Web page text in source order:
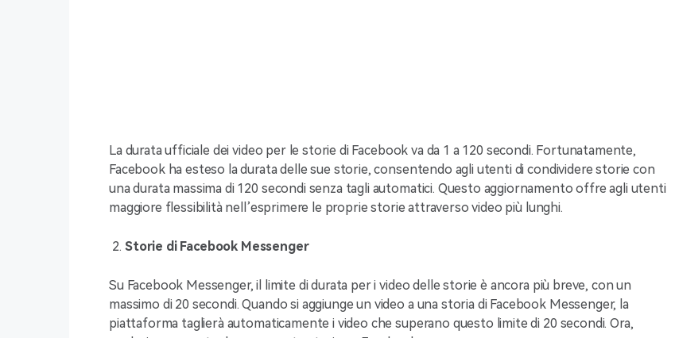
La durata ufficiale dei video per le storie di Facebook va da 1 a 120 secondi. Fortunatamente,
Facebook ha esteso la durata delle sue storie, consentendo agli utenti di condividere storie con
una durata massima di 120 secondi senza tagli automatici. Questo aggiornamento offre agli utenti
maggiore flessibilità nell’esprimere le proprie storie attraverso video più lunghi.
Storie di Facebook Messenger
Su Facebook Messenger, il limite di durata per i video delle storie è ancora più breve, con un
massimo di 20 secondi. Quando si aggiunge un video a una storia di Facebook Messenger, la
piattaforma taglierà automaticamente i video che superano questo limite di 20 secondi. Ora,